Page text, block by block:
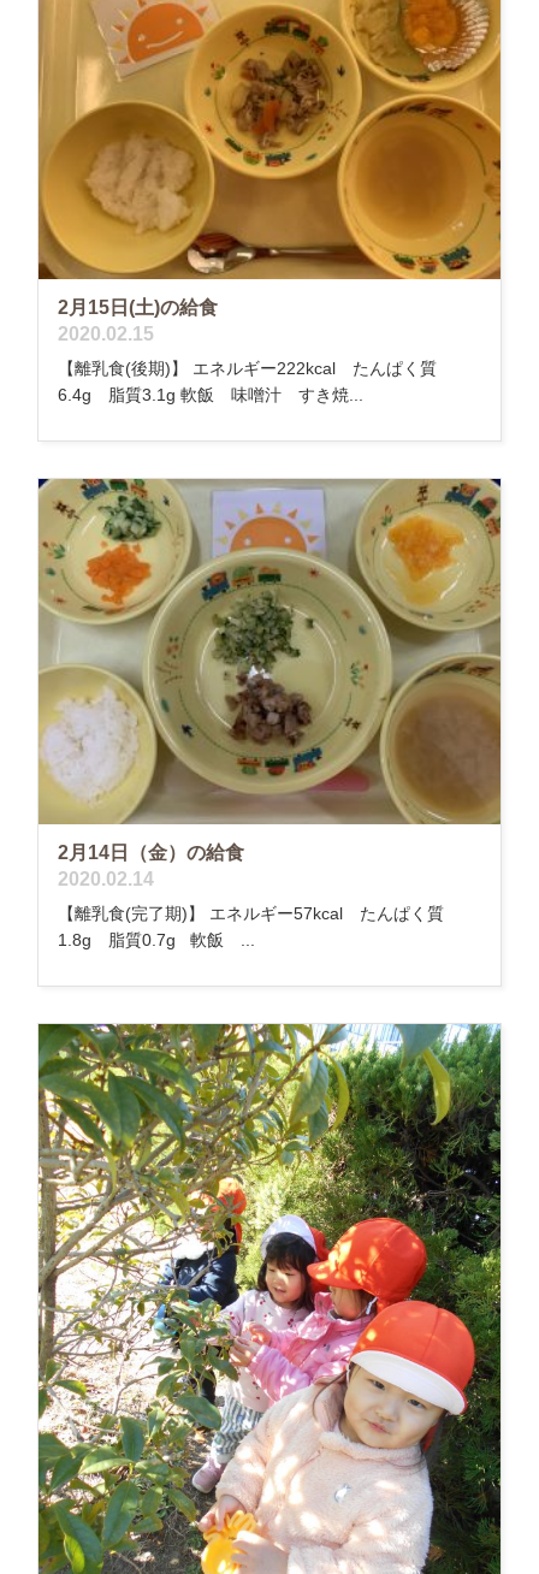
2月15日(土)の給食
2020.02.15
【離乳食(後期)】 エネルギー222kcal たんぱく質
6.4g 脂質3.1g 軟飯 味噌汁 すき焼...
2月14日（金）の給食
2020.02.14
【離乳食(完了期)】 エネルギー57kcal たんぱく質
1.8g 脂質0.7g 軟飯 ...